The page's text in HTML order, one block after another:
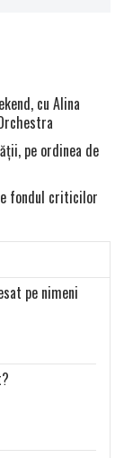
cu Alina
pe ordinea de
fondul criticilor
pe nimeni